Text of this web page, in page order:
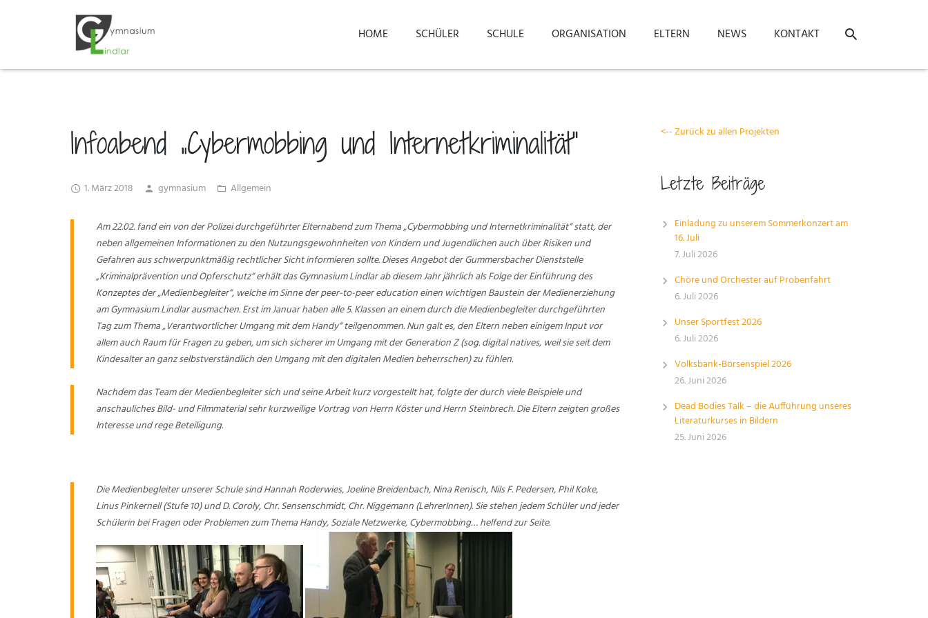
HOME SCHÜLER SCHULE ORGANISATION ELTERN NEWS KONTAKT
Infoabend „Cybermobbing und Internetkriminalität“
1. März 2018 gymnasium Allgemein
Am 22.02. fand ein von der Polizei durchgeführter Elternabend zum Thema „Cybermobbing und Internetkriminalität“ statt, der
neben allgemeinen Informationen zu den Nutzungsgewohnheiten von Kindern und Jugendlichen auch über Risiken und
Gefahren aus schwerpunktmäßig rechtlicher Sicht informieren sollte. Dieses Angebot der Gummersbacher Dienststelle
„Kriminalprävention und Opferschutz“ erhält das Gymnasium Lindlar ab diesem Jahr jährlich als Folge der Einführung des
Konzeptes der „Medienbegleiter“, welche im Sinne der peer-to-peer education einen wichtigen Baustein der Medienerziehung
am Gymnasium Lindlar ausmachen. Erst im Januar haben alle 5. Klassen an einem durch die Medienbegleiter durchgeführten
Tag zum Thema „Verantwortlicher Umgang mit dem Handy“ teilgenommen. Nun galt es, den Eltern neben einigem Input vor
allem auch Raum für Fragen zu geben, um sich sicherer im Umgang mit der Generation Z (sog.digital natives, weil sie seit dem
Kindesalter an ganz selbstverständlich den Umgang mit den digitalen Medien beherrschen) zu fühlen.
Nachdem das Team der Medienbegleiter sich und seine Arbeit kurz vorgestellt hat, folgte der durch viele Beispiele und
anschauliches Bild- und Filmmaterial sehr kurzweilige Vortrag von Herrn Köster und Herrn Steinbrech. Die Eltern zeigten großes
Interesse und rege Beteiligung.
Die Medienbegleiter unserer Schule sind Hannah Roderwies, Joeline Breidenbach, Nina Renisch, Nils F. Pedersen, Phil Koke,
Linus Pinkernell (Stufe 10) und D. Coroly, Chr. Sensenschmidt, Chr. Niggemann (LehrerInnen). Sie stehen jedem Schüler und jeder
Schülerin bei Fragen oder Problemen zum Thema Handy, Soziale Netzwerke, Cybermobbing… helfend zur Seite.
<-- Zurück zu allen Projekten
Letzte Beiträge
Einladung zu unserem Sommerkonzert am
16. Juli
7. Juli 2026
Chöre und Orchester auf Probenfahrt
6. Juli 2026
Unser Sportfest 2026
6. Juli 2026
Volksbank-Börsenspiel 2026
26. Juni 2026
Dead Bodies Talk – die Aufführung unseres
Literaturkurses in Bildern
25. Juni 2026